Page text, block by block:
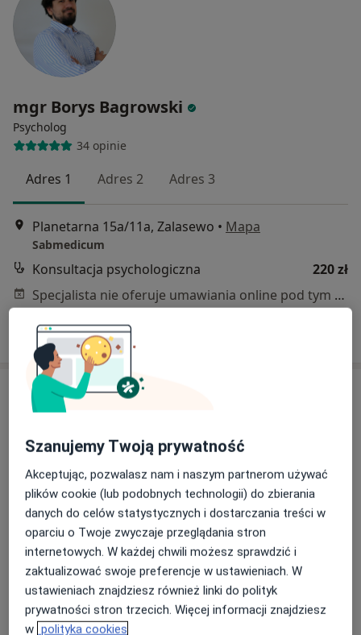
mgr Borys Bagrowski
Psycholog
34 opinie
Adres 1 Adres 2 Adres 3
Planetarna 15a/11a, Zalasewo • Mapa
Sabmedicum
Konsultacja psychologiczna
220 zł
Specjalista nie oferuje umawiania online pod tym adresem.
Poproś o wizytę
mgr Maja Fornal
Psycholog · Więcej
19 opinii
Adres Online
Szanujemy Twoją prywatność
Akceptując, pozwalasz nam i naszym partnerom używać
plików cookie (lub podobnych technologii) do zbierania
danych do celów statystycznych i dostarczania treści w
oparciu o Twoje zwyczaje przeglądania stron
internetowych. W każdej chwili możesz sprawdzić i
zaktualizować swoje preferencje w ustawieniach. W
ustawieniach znajdziesz również linki do polityk
prywatności stron trzecich. Więcej informacji znajdziesz
w polityka cookies